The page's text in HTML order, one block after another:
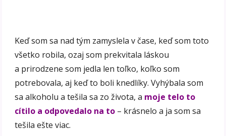
Keď som sa nad tým zamyslela v čase, keď som toto
všetko robila, ozaj som prekvitala láskou
a prirodzene som jedla len toľko, koľko som
potrebovala, aj keď to boli knedlíky. Vyhýbala som
sa alkoholu a tešila sa zo života, a moje telo to
cítilo a odpovedalo na to – krásnelo a ja som sa
tešila ešte viac.